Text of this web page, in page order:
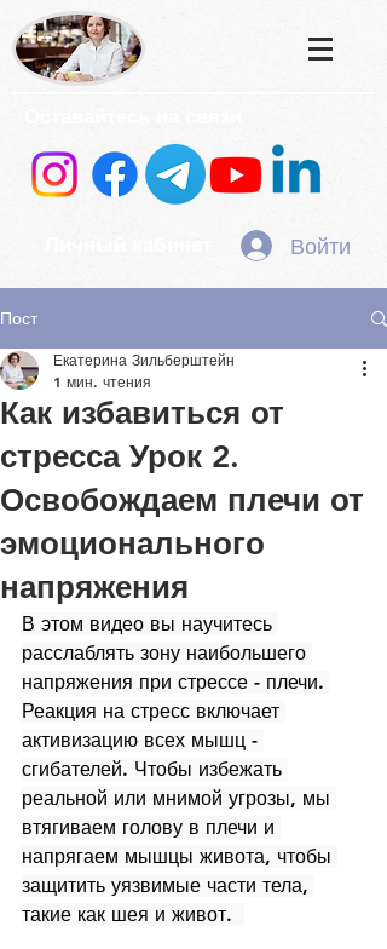
Войти
Пост
Как избавиться от
стресса Урок 2.
Освобождаем плечи от
эмоционального
напряжения
Екатерина Зильберштейн
1 мин. чтения
В этом видео вы научитесь
расслаблять зону наибольшего
напряжения при стрессе - плечи.
Реакция на стресс включает
активизацию всех мышц -
сгибателей. Чтобы избежать
реальной или мнимой угрозы, мы
втягиваем голову в плечи и
напрягаем мышцы живота, чтобы
защитить уязвимые части тела,
такие как шея и живот.